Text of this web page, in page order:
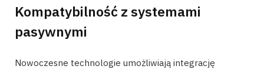
Kompatybilność z systemami
pasywnymi
Nowoczesne technologie umożliwiają integrację